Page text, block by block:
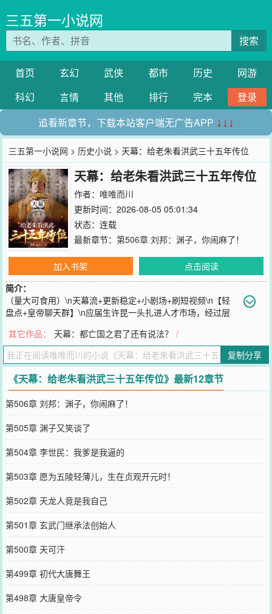
三五第一小说网
搜索
首页 玄幻 武侠 都市 历史
网游
科幻
言情 其他 排行 完本
登录
追看新章节，下载本站客户端无广告APP ↓↓↓
三五第一小说网 > 历史小说 > 天幕：给老朱看洪武三十五年传位
天幕：给老朱看洪武三十五年传位
作者： 唯唯而川
更新时间：2026-08-05 05:01:34
状态：连载
最新章节： 第506章 刘邦：渊子，你闹麻了！
加入书架
点击阅读
简介：
（量大可食用）\n天幕流+更新稳定+小剧场+刷短视频\n【轻
盘点+皇帝聊天群】\n应届生许昆一头扎进人才市场，经过层
业！\n创业？\n系统呵呵一笑，一拳送他清醒：\n“孩子！重生的赛道
都那么拥挤，你还创业？”\n天幕就此降临，\n许昆浑然不知自己的生
活，已被各朝先辈们围观。\n看【甲申国难】【1644史观】\n崇祯一
手《大诰》，背负太祖的名义：你承认这是你的钱了？\n看【玄武门
继承法】【请陛下称太子】\n李承乾：你让魏王住进武德殿！\n看
【太平年】【黑暗动乱】【绍宋】\n赵匡胤：没错，我就是人族大
帝！玖儿是我家麒麟儿！\n看【帝国双璧】【年轻的魔王】\n刘彻
（整理衣襟）：山呼万岁者，汉武大帝也！\n看【奉天靖难】【大明
风华】\n朱棣（邪笑）：没错，俺就是洪武三十五年继承的！\n看
【大贤良师】【四大起义】\n各朝皇帝纷纷破防，凭啥黄巢也是
MVP？\n看【现代繁华】【花花世界】\n刘邦：镁铝好啊！乃公赏你
一万钱！\n看【到处都是高祖之风】【怎么你也是大汉】【金刀之
谶】\n忽必烈（怒喝）：大胆！叫谁蛮子呢？朕姓刘！\n看【鸦片战
争】【1840】\n皇帝们震惊了，带英居然也要反清复明！\n唯独有人
与众不同—\n朱元璋：咱的妹子，咱的标儿，咱的大孙啊！
您要是觉得《 天幕：给老朱看洪武三十五年传位
忘记向您QQ群和微博微信里的朋友推荐哦！
其它作品： 天幕：都亡国之君了还有说法？
/
复制分享
《天幕：给老朱看洪武三十五年传位》最新12章节
第506章 刘邦：渊子，你闹麻了！
第505章 渊子又笑谈了
第504章 李世民：我爹是我逼的
第503章 愿为五陵轻薄儿，生在贞观开元时！
第502章 天龙人竟是我自己
第501章 玄武门继承法创始人
第500章 天可汗
第499章 初代大唐舞王
第498章 大唐皇帝令